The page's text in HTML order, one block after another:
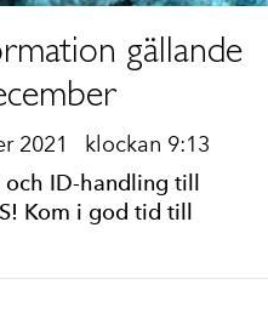
gällande
2021 klockan 9:13
ID-handling till
Kom i god tid till